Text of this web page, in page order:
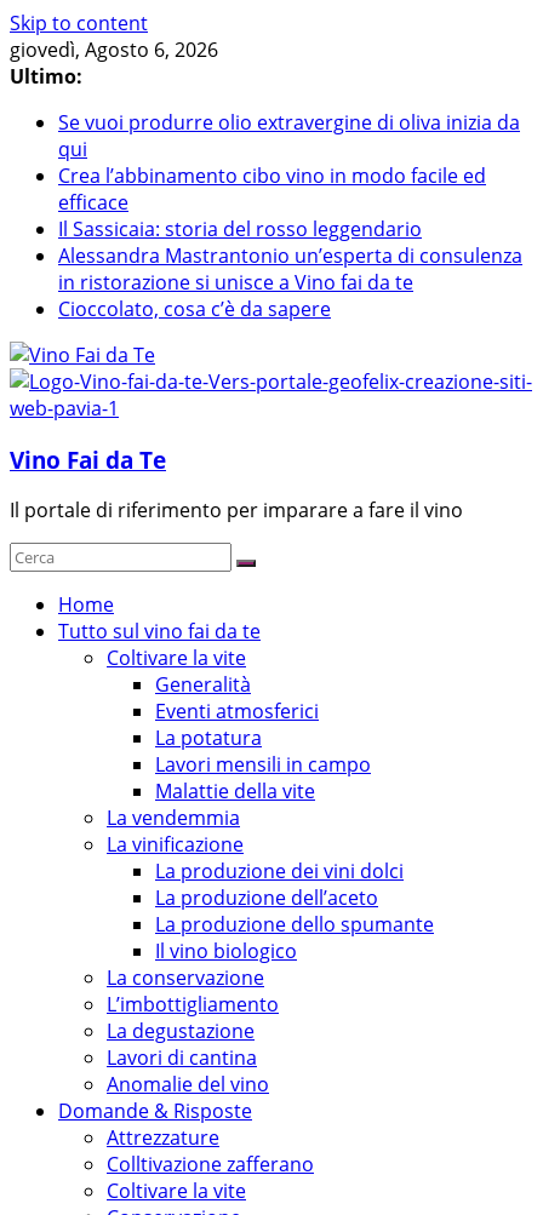
Skip to content
giovedì, Agosto 6, 2026
Ultimo:
Se vuoi produrre olio extravergine di oliva inizia da
qui
Crea l’abbinamento cibo vino in modo facile ed
efficace
Il Sassicaia: storia del rosso leggendario
Alessandra Mastrantonio un’esperta di consulenza
in ristorazione si unisce a Vino fai da te
Cioccolato, cosa c’è da sapere
Vino Fai da Te
Il portale di riferimento per imparare a fare il vino
Home
Tutto sul vino fai da te
Coltivare la vite
Generalità
Eventi atmosferici
La potatura
Lavori mensili in campo
Malattie della vite
La vendemmia
La vinificazione
La produzione dei vini dolci
La produzione dell’aceto
La produzione dello spumante
Il vino biologico
La conservazione
L’imbottigliamento
La degustazione
Lavori di cantina
Anomalie del vino
Domande & Risposte
Attrezzature
Colltivazione zafferano
Coltivare la vite